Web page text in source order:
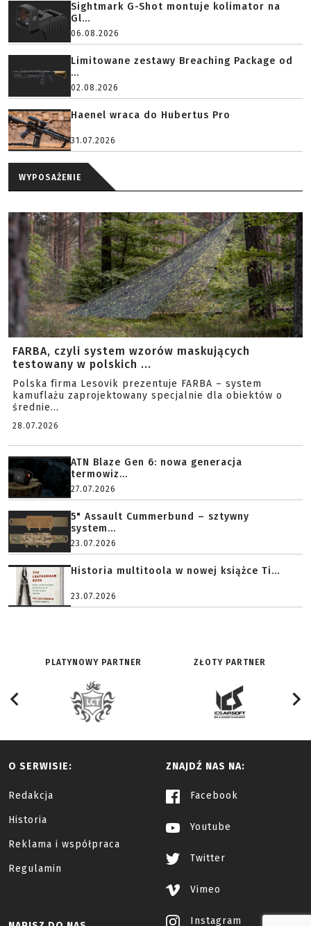
Sightmark G-Shot montuje kolimator na
Gl...
06.08.2026
Limitowane zestawy Breaching Package od
...
02.08.2026
Haenel wraca do Hubertus Pro
31.07.2026
WYPOSAŻENIE
FARBA, czyli system wzorów maskujących
testowany w polskich ...
Polska firma Lesovik prezentuje FARBA – system
kamuflażu zaprojektowany specjalnie dla obiektów o
średnie...
28.07.2026
ATN Blaze Gen 6: nowa generacja
termowiz...
27.07.2026
5" Assault Cummerbund – sztywny
system...
23.07.2026
Historia multitoola w nowej książce Ti...
23.07.2026
PLATYNOWY PARTNER ZŁOTY PARTNER
O SERWISIE:
Redakcja
Historia
Reklama i współpraca
Regulamin
ZNAJDŹ NAS NA:
Facebook
Youtube
Twitter
Vimeo
Instagram